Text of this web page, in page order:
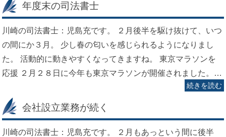
年度末の司法書士
川崎の司法書士：児島充です。 ２月後半を駆け抜けて、いつ
の間にか３月。 少し春の匂いを感じられるようになりまし
た。 活動的に動きやすくなってきますね。 東京マラソンを
応援 ２月２８日に今年も東京マラソンが開催されました。…
続きを読む
会社設立業務が続く
川崎の司法書士：児島充です。 ２月もあっという間に後半